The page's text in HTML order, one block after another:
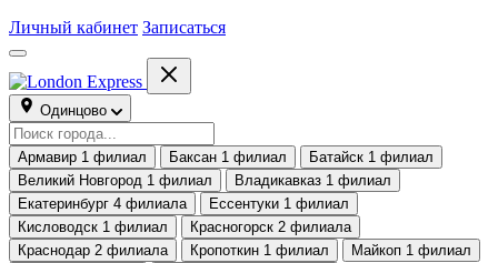
Личный кабинет Записаться
Одинцово
Армавир 1 филиал Баксан 1 филиал Батайск 1 филиал
Великий Новгород 1 филиал Владикавказ 1 филиал
Екатеринбург 4 филиала Ессентуки 1 филиал
Кисловодск 1 филиал Красногорск 2 филиала
Краснодар 2 филиала Кропоткин 1 филиал Майкоп 1 филиал